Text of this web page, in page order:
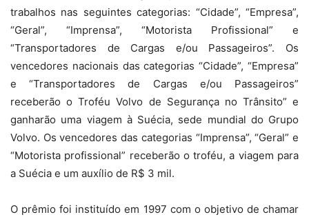
trabalhos nas seguintes categorias: “Cidade”, “Empresa”,
“Geral”, “Imprensa”, “Motorista Profissional” e
“Transportadores de Cargas e/ou Passageiros”. Os
vencedores nacionais das categorias “Cidade”, “Empresa”
e “Transportadores de Cargas e/ou Passageiros”
receberão o Troféu Volvo de Segurança no Trânsito” e
ganharão uma viagem à Suécia, sede mundial do Grupo
Volvo. Os vencedores das categorias “Imprensa”, “Geral” e
“Motorista profissional” receberão o troféu, a viagem para
a Suécia e um auxílio de R$ 3 mil.
O prêmio foi instituído em 1997 com o objetivo de chamar